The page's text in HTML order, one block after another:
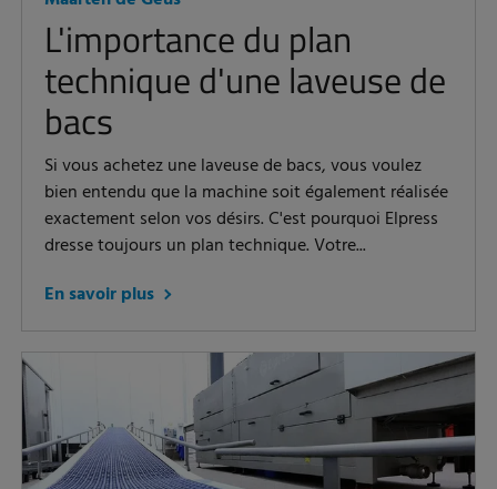
L'importance du plan
technique d'une laveuse de
bacs
Si vous achetez une laveuse de bacs, vous voulez
bien entendu que la machine soit également réalisée
exactement selon vos désirs. C'est pourquoi Elpress
dresse toujours un plan technique. Votre...
En savoir plus